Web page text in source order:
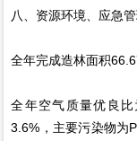
八、资源环境、应急
全年完成造林面积
全年空气质量优良
3.6%，主要污染物为